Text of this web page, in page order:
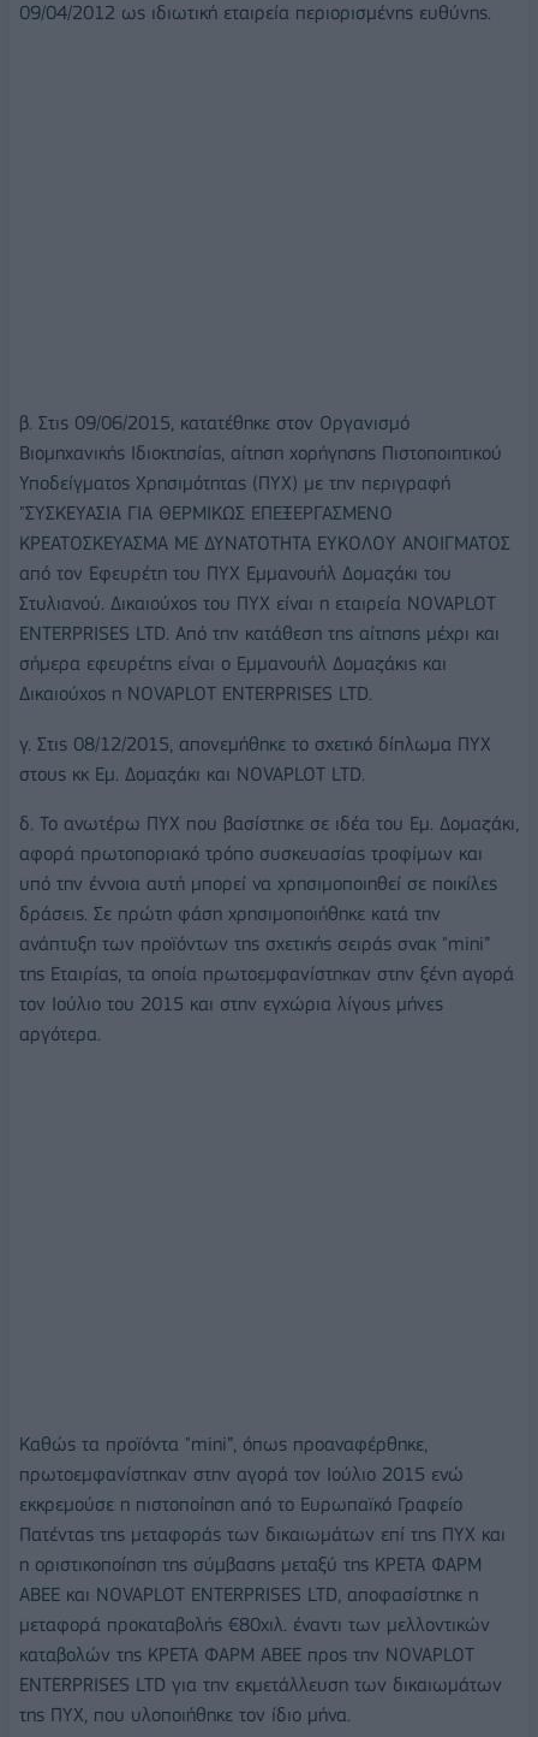
09/04/2012 ως ιδιωτική εταιρεία περιορισμένης ευθύνης.
β. Στις 09/06/2015, κατατέθηκε στον Οργανισμό
Βιομηχανικής Ιδιοκτησίας, αίτηση χορήγησης Πιστοποιητικού
Υποδείγματος Χρησιμότητας (ΠΥΧ) με την περιγραφή
"ΣΥΣΚΕΥΑΣΙΑ ΓΙΑ ΘΕΡΜΙΚΩΣ ΕΠΕΞΕΡΓΑΣΜΕΝΟ
ΚΡΕΑΤΟΣΚΕΥΑΣΜΑ ΜΕ ΔΥΝΑΤΟΤΗΤΑ ΕΥΚΟΛΟΥ ΑΝΟΙΓΜΑΤΟΣ
από τον Εφευρέτη του ΠΥΧ Εμμανουήλ Δομαζάκι του
Στυλιανού. Δικαιούχος του ΠΥΧ είναι η εταιρεία NOVAPLOT
ENTERPRISES LTD. Από την κατάθεση της αίτησης μέχρι και
σήμερα εφευρέτης είναι ο Εμμανουήλ Δομαζάκις και
Δικαιούχος η NOVAPLOT ENTERPRISES LTD.
γ. Στις 08/12/2015, απονεμήθηκε το σχετικό δίπλωμα ΠΥΧ
στους κκ Εμ. Δομαζάκι και NOVAPLOT LTD.
δ. Το ανωτέρω ΠΥΧ που βασίστηκε σε ιδέα του Εμ. Δομαζάκι,
αφορά πρωτοποριακό τρόπο συσκευασίας τροφίμων και
υπό την έννοια αυτή μπορεί να χρησιμοποιηθεί σε ποικίλες
δράσεις. Σε πρώτη φάση χρησιμοποιήθηκε κατά την
ανάπτυξη των προϊόντων της σχετικής σειράς σνακ "mini”
της Εταιρίας, τα οποία πρωτοεμφανίστηκαν στην ξένη αγορά
τον Ιούλιο του 2015 και στην εγχώρια λίγους μήνες
αργότερα.
Καθώς τα προϊόντα "mini”, όπως προαναφέρθηκε,
πρωτοεμφανίστηκαν στην αγορά τον Ιούλιο 2015 ενώ
εκκρεμούσε η πιστοποίηση από το Ευρωπαϊκό Γραφείο
Πατέντας της μεταφοράς των δικαιωμάτων επί της ΠΥΧ και
η οριστικοποίηση της σύμβασης μεταξύ της ΚΡΕΤΑ ΦΑΡΜ
ΑΒΕΕ και NOVAPLOT ENTERPRISES LTD, αποφασίστηκε η
μεταφορά προκαταβολής €80χιλ. έναντι των μελλοντικών
καταβολών της ΚΡΕΤΑ ΦΑΡΜ ΑΒΕΕ προς την NOVAPLOT
ENTERPRISES LTD για την εκμετάλλευση των δικαιωμάτων
της ΠΥΧ, που υλοποιήθηκε τον ίδιο μήνα.